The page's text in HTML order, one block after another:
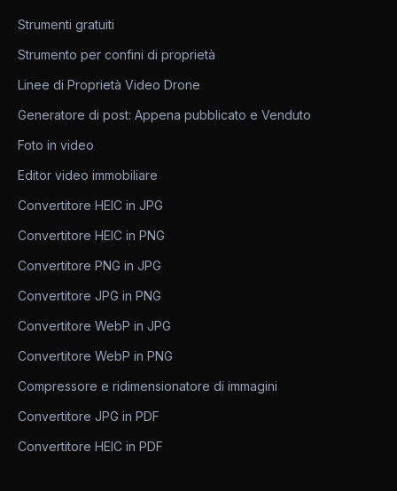
Strumenti gratuiti
Strumento per confini di proprietà
Linee di Proprietà Video Drone
Generatore di post: Appena pubblicato e Venduto
Foto in video
Editor video immobiliare
Convertitore HEIC in JPG
Convertitore HEIC in PNG
Convertitore PNG in JPG
Convertitore JPG in PNG
Convertitore WebP in JPG
Convertitore WebP in PNG
Compressore e ridimensionatore di immagini
Convertitore JPG in PDF
Convertitore HEIC in PDF